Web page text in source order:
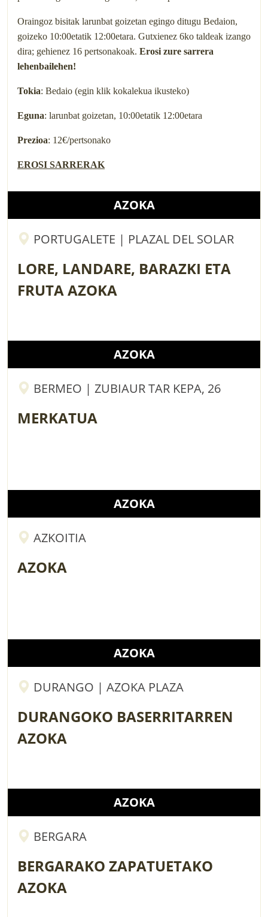
Oraingoz bisitak larunbat goizetan egingo ditugu Bedaion,
goizeko 10:00etatik 12:00etara. Gutxienez 6ko taldeak izango
dira; gehienez 16 pertsonakoak. Erosi zure sarrera
lehenbailehen!
Tokia: Bedaio (egin klik kokalekua ikusteko)
Eguna: larunbat goizetan, 10:00etatik 12:00etara
Prezioa: 12€/pertsonako
EROSI SARRERAK
AZOKA
PORTUGALETE | PLAZAL DEL SOLAR
LORE, LANDARE, BARAZKI ETA
FRUTA AZOKA
AZOKA
BERMEO | ZUBIAUR TAR KEPA, 26
MERKATUA
AZOKA
AZKOITIA
AZOKA
AZOKA
DURANGO | AZOKA PLAZA
DURANGOKO BASERRITARREN
AZOKA
AZOKA
BERGARA
BERGARAKO ZAPATUETAKO
AZOKA